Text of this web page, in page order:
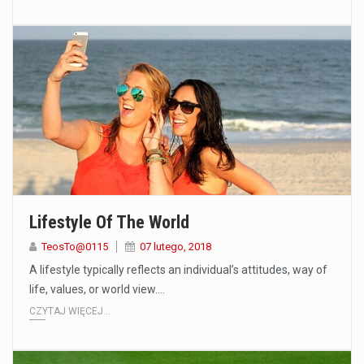
Lifestyle Of The World
TeosTo@0115 07 lutego, 2018
A lifestyle typically reflects an individual’s attitudes, way of
life, values, or world view.…
CZYTAJ WIĘCEJ...